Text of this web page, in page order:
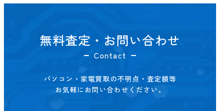
無料査定・お問い合わせ
Contact
パソコン・家電買取の不明点・査定額等
お気軽にお問い合わせください。